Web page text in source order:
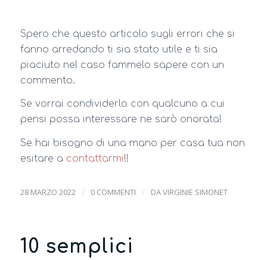
Spero che questo articolo sugli errori che si
fanno arredando ti sia stato utile e ti sia
piaciuto nel caso fammelo sapere con un
commento.
Se vorrai condividerlo con qualcuno a cui
pensi possa interessare ne sarò onorata!
Se hai bisogno di una mano per casa tua non
esitare a contattarmi!!
28 MARZO 2022 / 0 COMMENTI / DAVIRGINIE SIMONET
10 semplici